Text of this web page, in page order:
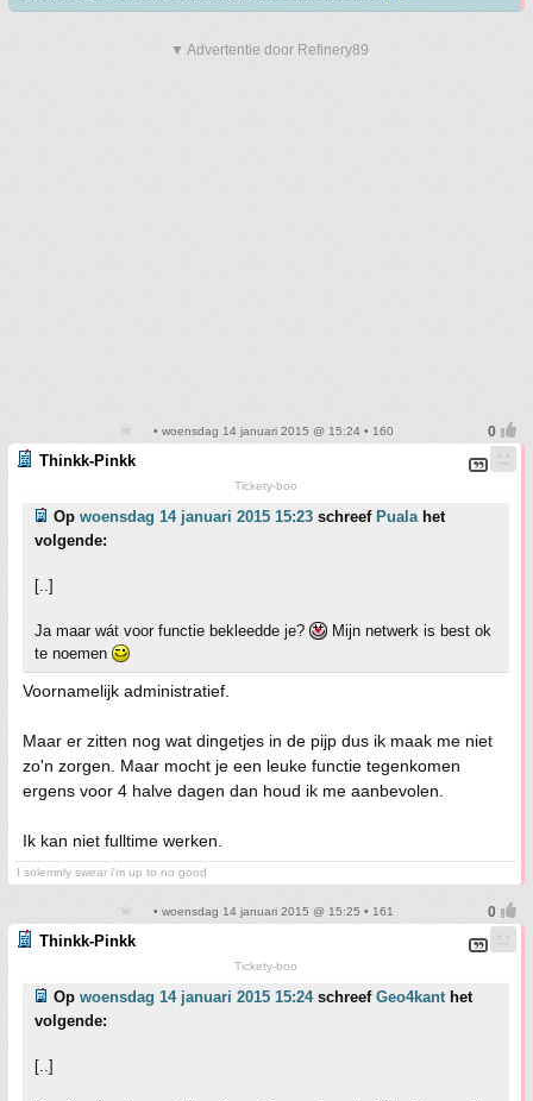
▼ Advertentie door Refinery89
• woensdag 14 januari 2015 @ 15:24 • 160
Thinkk-Pinkk
Tickety-boo
Op woensdag 14 januari 2015 15:23 schreef Pualahet
volgende:
[..]
Ja maar wát voor functie bekleedde je?
Mijn netwerk is best ok
te noemen
Voornamelijk administratief.
Maar er zitten nog wat dingetjes in de pijp dus ik maak me niet
zo'n zorgen. Maar mocht je een leuke functie tegenkomen
ergens voor 4 halve dagen dan houd ik me aanbevolen.
Ik kan niet fulltime werken.
I solemnly swear i'm up to no good
• woensdag 14 januari 2015 @ 15:25 • 161
Thinkk-Pinkk
Tickety-boo
Op woensdag 14 januari 2015 15:24schreef Geo4kanthet
volgende:
[..]